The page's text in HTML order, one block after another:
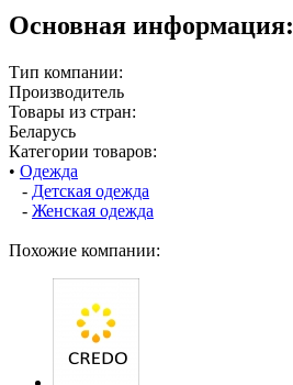
Основная информация:
Тип компании:
Производитель
Товары из стран:
Беларусь
Категории товаров:
• Одежда
- Детская одежда
- Женская одежда
Похожие компании: